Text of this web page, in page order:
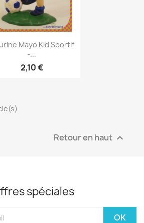
Aperçu rapide
Mayo Kid Sportif
-...
2,10 €
Retour en haut 
spéciales